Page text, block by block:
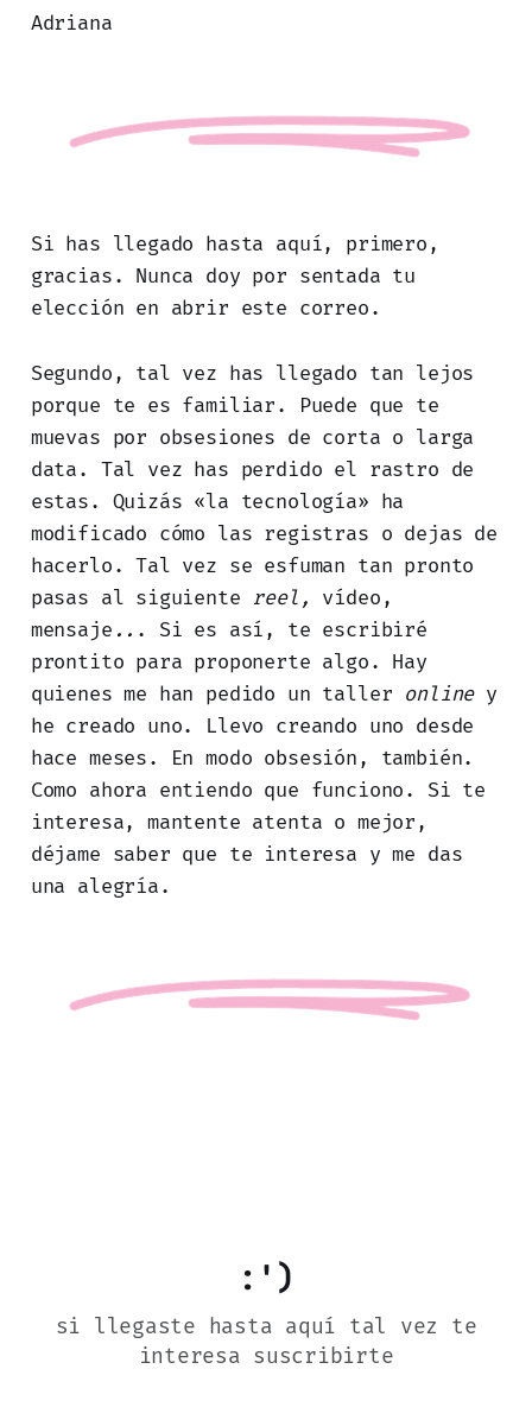
Adriana
Si has llegado hasta aquí, primero,
gracias. Nunca doy por sentada tu
elección en abrir este correo.
Segundo, tal vez has llegado tan lejos
porque te es familiar. Puede que te
muevas por obsesiones de corta o larga
data. Tal vez has perdido el rastro de
estas. Quizás «la tecnología» ha
modificado cómo las registras o dejas de
hacerlo. Tal vez se esfuman tan pronto
pasas al siguiente reel, vídeo,
mensaje .. . Si es así, te escribiré
prontito para proponerte algo. Hay
quienes me han pedido un taller onliney
he creado uno. Llevo creando uno desde
hace meses. En modo obsesión, también.
Como ahora entiendo que funciono. Si te
interesa, mantente atenta o mejor,
déjame saber que te interesa y me das
una alegría.
:')
si llegaste hasta aquí tal vez te
interesa suscribirte